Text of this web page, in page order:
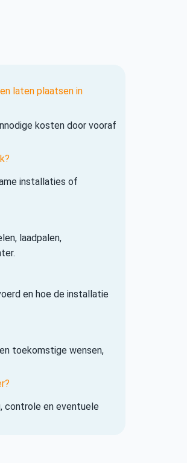
laten plaatsen in
kosten door vooraf
installaties of
laadpalen,
en hoe de installatie
toekomstige wensen,
controle en eventuele